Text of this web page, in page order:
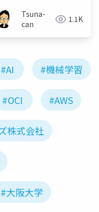
Tsuna-
can
1.1K
#AI #機械学習
#OCI #AWS
株式会社
#大阪大学